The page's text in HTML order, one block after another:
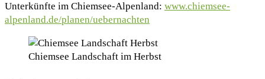
Unterkünfte im Chiemsee-Alpenland: www.chiemsee-
alpenland.de/planen/uebernachten
Chiemsee Landschaft im Herbst